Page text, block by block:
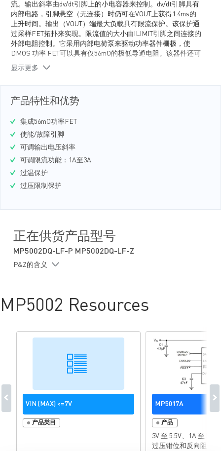
流。输出斜率由dv/dt引脚上的小电容器来控制。dv/dt引脚具有
内部电路，引脚悬空（无连接）时仍可在VOUT上获得1.4ms的
上升时间。输出（VOUT）端最大负载具有限流保护。该保护通
过采样FET拓扑来实现。限流值的大小由ILIMIT引脚之间连接的
外部电阻控制。它采用内部电荷泵来驱动功率器件栅极，使
DMOS 功率 FET可以具有仅56mO的极低导通电阻。该器件还可
在VIN过低或过高时保护VOUT。其欠压锁定（UVLO）保护可确
保在电源设备开启之前，输入始终高于最小工作阈值。当输入
显示更多
产品特性和优势
集成56mO功率FET
使能/故障引脚
可调输出电压斜率
可调限流功能：1A至3A
过温保护
过压限制保护
正在供货产品型号
MP5002DQ-LF-P MP5002DQ-LF-Z
P&Z的含义
MP5002 Resources
VIN (MAX) <=7V
产品类目
MP5017A
产品
3V 至 5.5V、1A 至 5A
过压钳位和反向阻断